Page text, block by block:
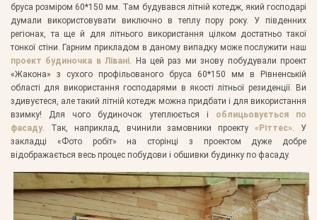
бруса розміром 60*150 мм. Там будувався літній котедж, який господарі
думали використовувати виключно в теплу пору року. У південних
регіонах, та ще й для літнього використання цілком достатньо такої
тонкої стіни. Гарним прикладом в даному випадку може послужити наш
проект будиночка в Лівані. На цей раз ми знову побудували проект
«Жакона» з сухого профільованого бруса 60*150 мм в Рівненській
області для використання господарями в якості літньої резиденції. Ви
здивуєтеся, але такий літній котедж можна придбати і для використання
взимку! Для чого будиночок утеплюється і облицьовується по
фасаду. Так, наприклад, вчинили замовники проекту«Ріттес». У
закладці «Фото робіт» на сторінці з проектом дуже добре
відображається весь процес побудови і обшивки будинку по фасаду.